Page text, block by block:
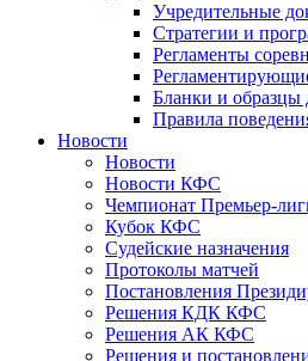
Учредительные
Стратегии и
Регламенты
Бланки и образцы
Правила
Новости
Новости
Новости КФС
Чемпионат Премьер-
Кубок КФС
Судейские назначения
Протоколы матчей
Постановления
Решения КДК КФС
Решения АК КФС
Решения и